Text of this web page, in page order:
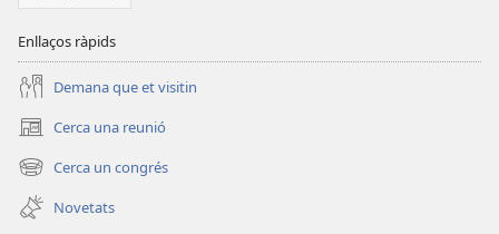
Enllaços ràpids
Demana que et visitin
Cerca una reunió
(obre
una
finestra
nova)
Cerca un congrés
(obre
una
finestra
Novetats